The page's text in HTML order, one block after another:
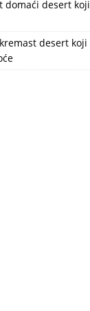
domaći desert koji
desert koji